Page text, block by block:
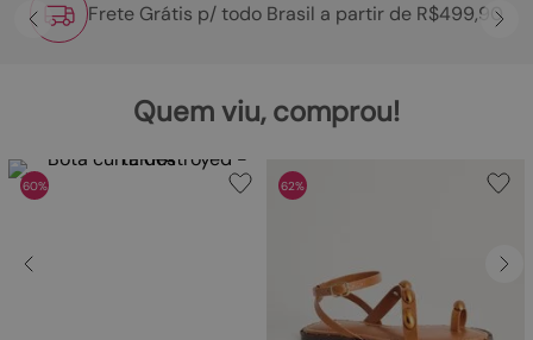
Frete Grátis p/ todo Brasil a partir de R$499,90
Quem viu, comprou!
60% 62%